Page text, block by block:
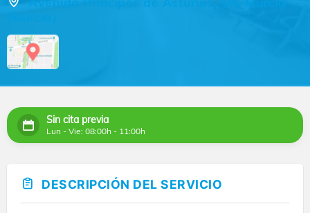
Sin cita previa
Lun - Vie: 08:00h - 11:00h
DESCRIPCIÓN DEL SERVICIO